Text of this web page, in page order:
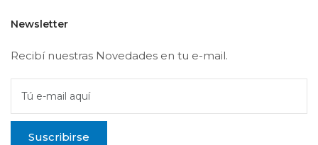
Newsletter
Recibí nuestras Novedades en tu e-mail.
Tú e-mail aquí
Suscribirse